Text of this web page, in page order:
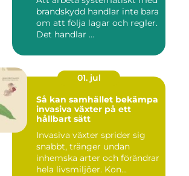
brandskydd handlar inte bara
om att följa lagar och regler.
Det handlar ...
01. jul
Så kan samhället bekämpa
invasiva växter på ett
hållbart sätt
Invasiva växter sprider sig
snabbt, tränger undan
inhemska arter och förändrar
hela livsmiljöer. Kon...